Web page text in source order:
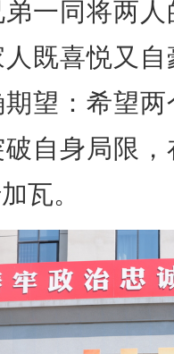
一同将两
既喜悦又
望：希望
自身局限
瓦。